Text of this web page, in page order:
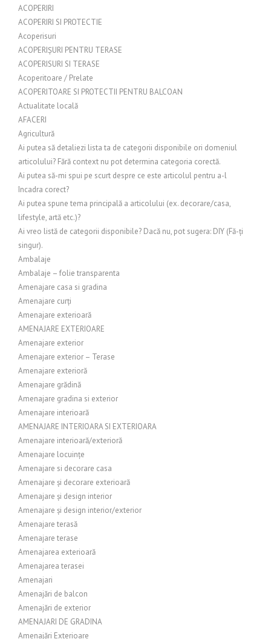
ACOPERIRI
ACOPERIRI SI PROTECTIE
Acoperisuri
ACOPERIȘURI PENTRU TERASE
ACOPERISURI SI TERASE
Acoperitoare / Prelate
ACOPERITOARE SI PROTECTII PENTRU BALCOAN
Actualitate locală
AFACERI
Agricultură
Ai putea să detaliezi lista ta de categorii disponibile ori domeniul
articolului? Fără context nu pot determina categoria corectă.
Ai putea să-mi spui pe scurt despre ce este articolul pentru a-l
încadra corect?
Ai putea spune tema principală a articolului (ex. decorare/casa,
lifestyle, artă etc.)?
Ai vreo listă de categorii disponibile? Dacă nu, pot sugera: DIY (Fă-ți
singur).
Ambalaje
Ambalaje – folie transparenta
Amenajare casa si gradina
Amenajare curți
Amenajare exterioară
AMENAJARE EXTERIOARE
Amenajare exterior
Amenajare exterior – Terase
Amenajare exterioră
Amenajare grădină
Amenajare gradina si exterior
Amenajare interioară
AMENAJARE INTERIOARA SI EXTERIOARA
Amenajare interioară/exterioră
Amenajare locuințe
Amenajare si decorare casa
Amenajare și decorare exterioară
Amenajare și design interior
Amenajare și design interior/exterior
Amenajare terasă
Amenajare terase
Amenajarea exterioară
Amenajarea terasei
Amenajari
Amenajări de balcon
Amenajări de exterior
AMENAJARI DE GRADINA
Amenajări Exterioare